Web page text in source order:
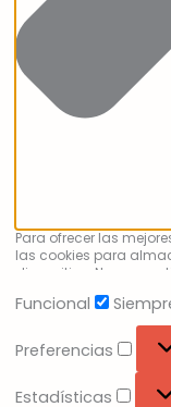
Para ofrecer las
las cookies para
dispositivo. No
Funcional
Preferencias
Estadísticas